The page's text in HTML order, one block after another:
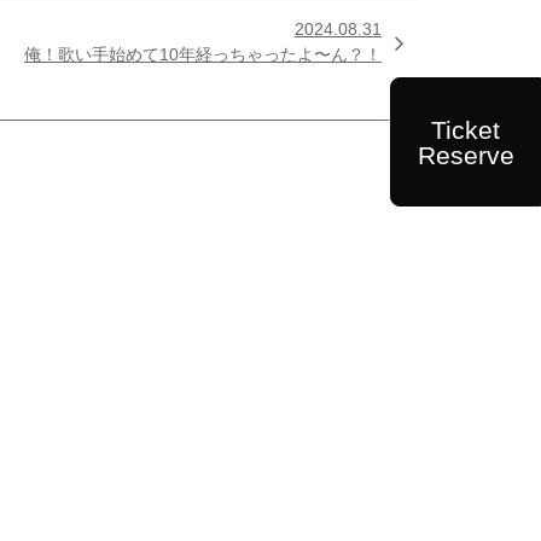
2024.08.31
俺！歌い手始めて10年経っちゃったよ〜ん？！

Ticket
Reserve